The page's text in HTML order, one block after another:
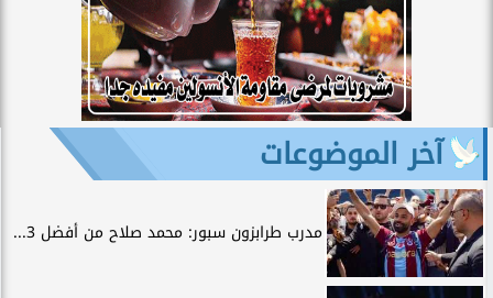
آخر الموضوعات
مدرب طرابزون سبور: محمد صلاح من أفضل 3...